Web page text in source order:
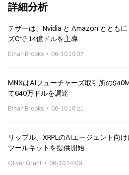
詳細分析
テザーは、Nvidia と Amazon ととも
ズCで 14億ドルを主導
Ethan Brooks 06-10 19:37
MNXはAIフューチャーズ取引所の
て640万ドルを調達
Ethan Brooks 06-10 16:21
リップル、XRPLのAIエージェント向
ツールキットを提供開始
Oliver Grant 06-10 14:09